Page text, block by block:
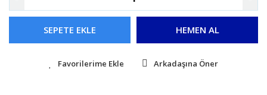
SEPETE EKLE HEMEN AL
Arkadaşına Öner